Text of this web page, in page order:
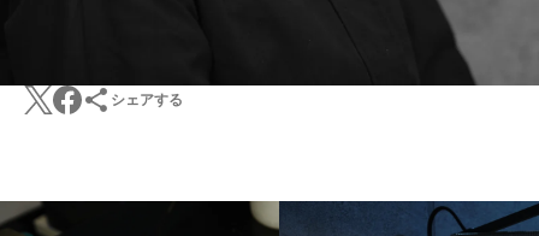
シェアする